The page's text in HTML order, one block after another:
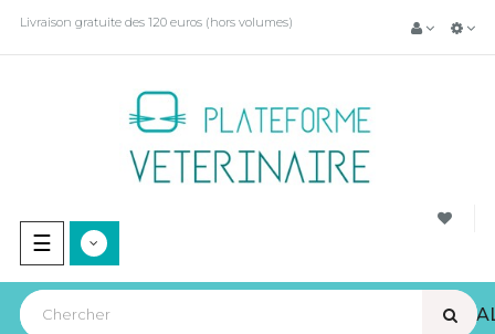
Livraison gratuite des 120 euros (hors volumes)
Basculer
la
navigation
☰
VIEW